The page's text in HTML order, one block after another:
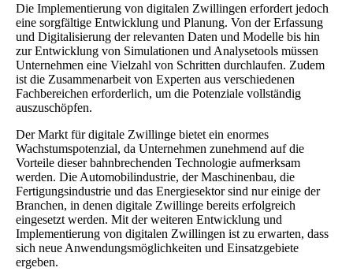
Die Implementierung von digitalen Zwillingen erfordert jedoch
eine sorgfältige Entwicklung und Planung. Von der Erfassung
und Digitalisierung der relevanten Daten und Modelle bis hin
zur Entwicklung von Simulationen und Analysetools müssen
Unternehmen eine Vielzahl von Schritten durchlaufen. Zudem
ist die Zusammenarbeit von Experten aus verschiedenen
Fachbereichen erforderlich, um die Potenziale vollständig
auszuschöpfen.
Der Markt für digitale Zwillinge bietet ein enormes
Wachstumspotenzial, da Unternehmen zunehmend auf die
Vorteile dieser bahnbrechenden Technologie aufmerksam
werden. Die Automobilindustrie, der Maschinenbau, die
Fertigungsindustrie und das Energiesektor sind nur einige der
Branchen, in denen digitale Zwillinge bereits erfolgreich
eingesetzt werden. Mit der weiteren Entwicklung und
Implementierung von digitalen Zwillingen ist zu erwarten, dass
sich neue Anwendungsmöglichkeiten und Einsatzgebiete
ergeben.